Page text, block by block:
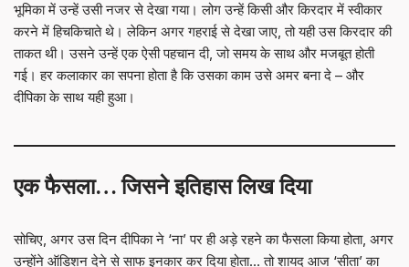
भूमिका में उन्हें उसी नजर से देखा गया। लोग उन्हें किसी और किरदार में स्वीकार
करने में हिचकिचाते थे। लेकिन अगर गहराई से देखा जाए, तो यही उस किरदार की
ताकत थी। उसने उन्हें एक ऐसी पहचान दी, जो समय के साथ और मजबूत होती
गई। हर कलाकार का सपना होता है कि उसका काम उसे अमर बना दे – और
दीपिका के साथ यही हुआ।
एक फैसला… जिसने इतिहास लिख दिया
सोचिए, अगर उस दिन दीपिका ने ‘ना’ पर ही अड़े रहने का फैसला किया होता, अगर
उन्होंने ऑडिशन देने से साफ इनकार कर दिया होता… तो शायद आज ‘सीता’ का